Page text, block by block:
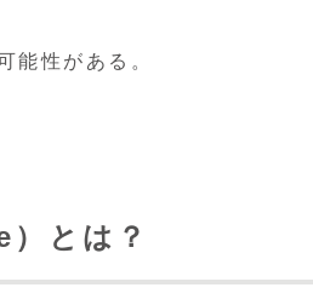
能性がある。
とは？